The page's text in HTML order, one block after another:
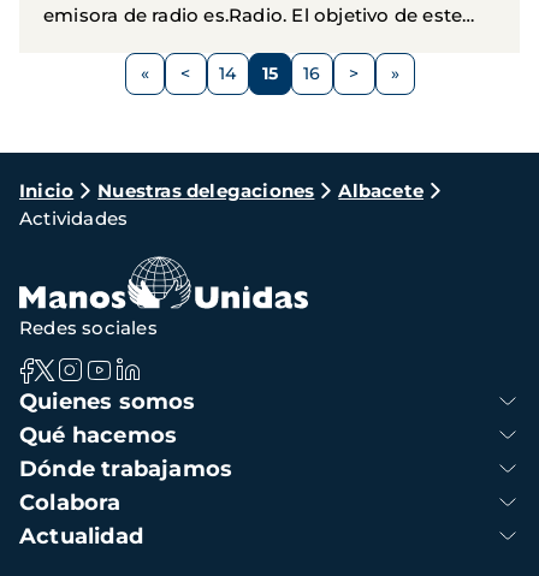
emisora de radio es.Radio. El objetivo de este
punto concreto...
Paginación
Página
< Página
14 Página
15 Página
16
Siguiente
>
Ruta
de
navegación
Inicio Nuestras delegaciones
Albacete
Actividades
Navegación
principal
Quienes somos
Qué hacemos
Dónde trabajamos
Colabora
Actualidad
Redes sociales